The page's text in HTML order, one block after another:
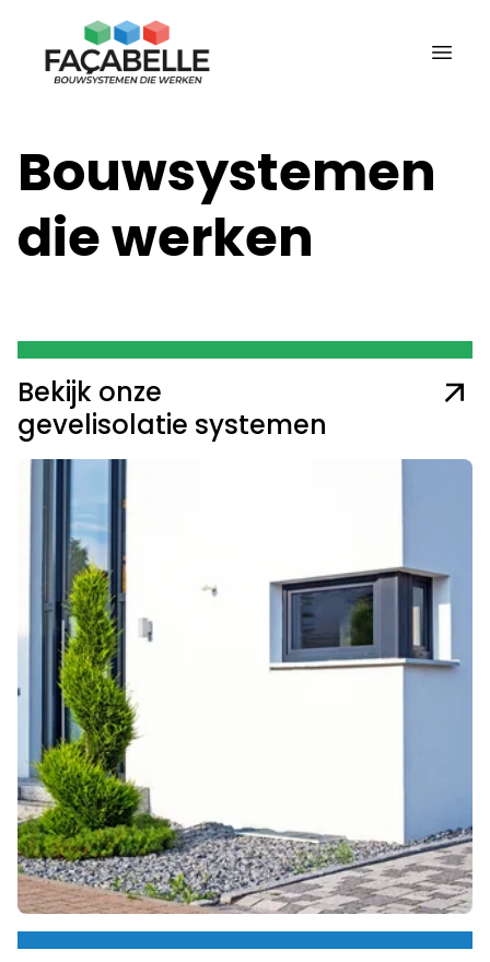
Bouwsystemen
die werken
Bekijk onze
gevelisolatie systemen